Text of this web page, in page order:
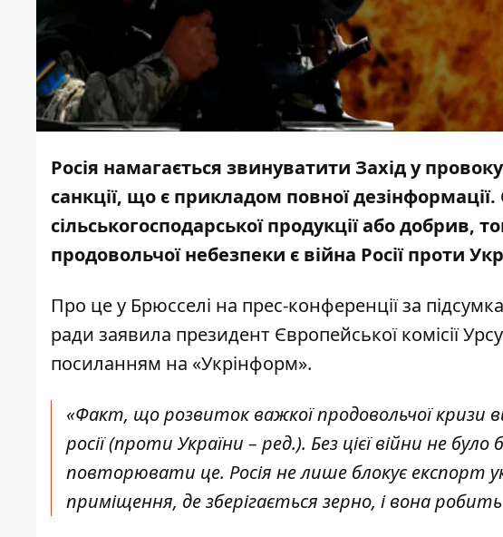
Росія намагається звинуватити Захід у
санкції, що є прикладом повної
сільськогосподарської продукції або
продовольчої небезпеки є війна Росії проти
Про це у Брюсселі на прес-конференції за
ради заявила президент Європейської комісії
посиланням на «Укрінформ».
«Факт, що розвиток важкої продовольчої кризи
росії (проти України – ред.). Без цієї війни не
повторювати це. Росія не лише блокує експорт
приміщення, де зберігається зерно, і вона